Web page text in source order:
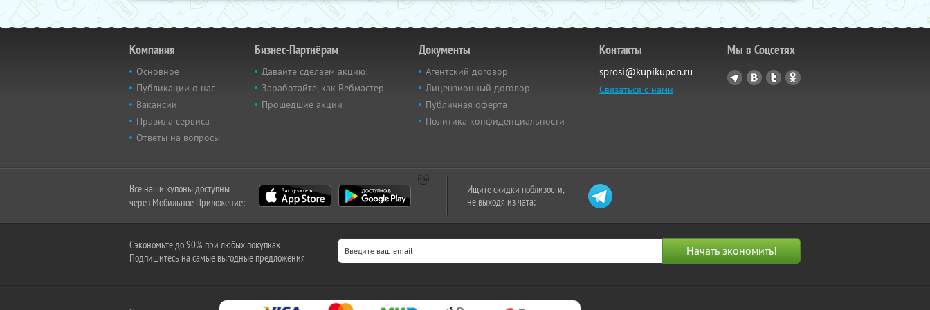
Компания
Основное
Публикации о нас
Вакансии
Правила сервиса
Ответы на вопросы
Бизнес-Партнёрам
Давайте сделаем акцию!
Заработайте, как Вебмастер
Прошедшие акции
Документы
Агентский договор
Лицензионный договор
Публичная оферта
Политика конфиденциальности
Контакты
sprosi@kupikupon.ru
Связаться с нами
Мы в Соцсетях
Все наши купоны доступны
через Мобильное Приложение:
Ищите скидки поблизости,
не выходя из чата:
Сэкономьте до 90% при любых покупках
Подпишитесь на самые выгодные предложения